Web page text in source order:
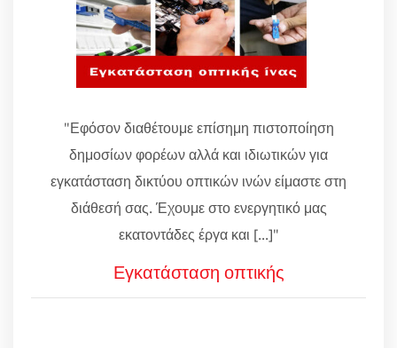
"Εφόσον διαθέτουμε επίσημη πιστοποίηση
δημοσίων φορέων αλλά και ιδιωτικών για
εγκατάσταση δικτύου οπτικών ινών είμαστε στη
διάθεσή σας. Έχουμε στο ενεργητικό μας
εκατοντάδες έργα και [...]"
Εγκατάσταση οπτικής